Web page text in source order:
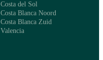
Costa del Sol
Costa Blanca Noord
Costa Blanca Zuid
Valencia